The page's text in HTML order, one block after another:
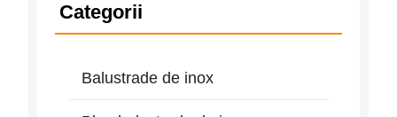
Categorii
Balustrade de inox